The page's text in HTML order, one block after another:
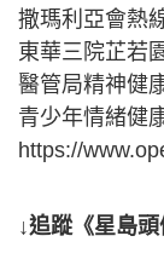
撒瑪利亞會熱
東華三院芷若
醫管局精神健
青少年情緒健
https://
↓追蹤《星島